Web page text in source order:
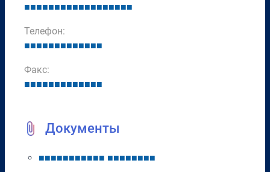
■■■■■■■■■■■■■■■■■■
Телефон:
■■■■■■■■■■■■■
Факс:
■■■■■■■■■■■■■
Документы
■■■■■■■■■■■ ■■■■■■■■